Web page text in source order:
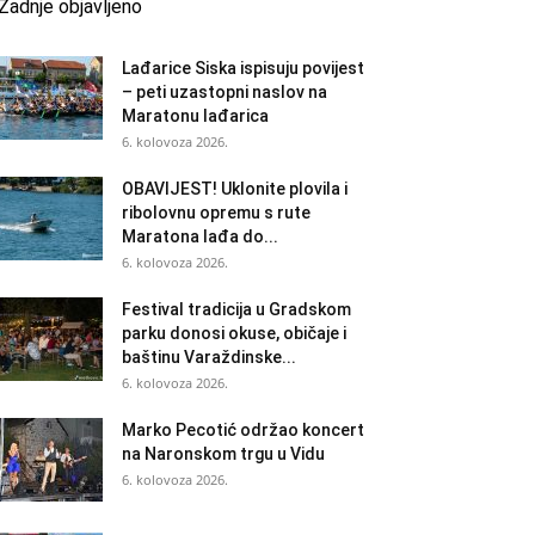
objavljeno
Lađarice Siska ispisuju povijest
– peti uzastopni naslov na
Maratonu lađarica
6. kolovoza 2026.
OBAVIJEST! Uklonite plovila i
ribolovnu opremu s rute
Maratona lađa do...
6. kolovoza 2026.
Festival tradicija u Gradskom
parku donosi okuse, običaje i
baštinu Varaždinske...
6. kolovoza 2026.
Marko Pecotić održao koncert
na Naronskom trgu u Vidu
6. kolovoza 2026.